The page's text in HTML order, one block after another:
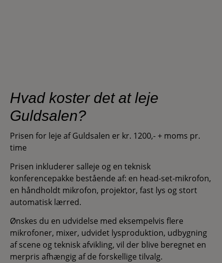
Hvad koster det at leje
Guldsalen?
Prisen for leje af Guldsalen er kr. 1200,- + moms pr.
time
Prisen inkluderer salleje og en teknisk
konferencepakke bestående af: en head-set-mikrofon,
en håndholdt mikrofon, projektor, fast lys og stort
automatisk lærred.
Ønskes du en udvidelse med eksempelvis flere
mikrofoner, mixer, udvidet lysproduktion, udbygning
af scene og teknisk afvikling, vil der blive beregnet en
merpris afhængig af de forskellige tilvalg.